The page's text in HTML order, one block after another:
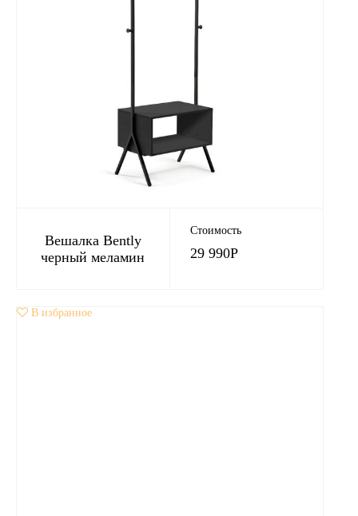
Вешалка Bently
черный меламин
Стоимость
29 990Р
В избранное